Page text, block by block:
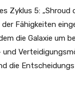
Zyklus 5:
der Fähigkeiten
die Galaxie um
und
die